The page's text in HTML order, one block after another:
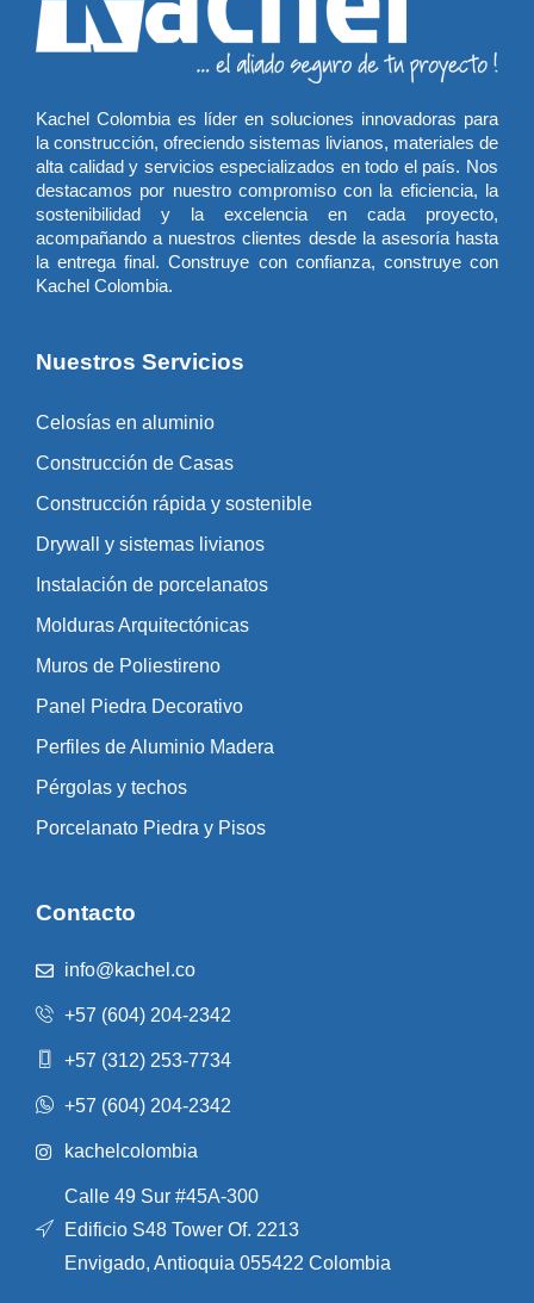
Kachel Colombia es líder en soluciones innovadoras para
la construcción, ofreciendo sistemas livianos, materiales de
alta calidad y servicios especializados en todo el país. Nos
destacamos por nuestro compromiso con la eficiencia, la
sostenibilidad y la excelencia en cada proyecto,
acompañando a nuestros clientes desde la asesoría hasta
la entrega final. Construye con confianza, construye con
Kachel Colombia.
Nuestros Servicios
Celosías en aluminio
Construcción de Casas
Construcción rápida y sostenible
Drywall y sistemas livianos
Instalación de porcelanatos
Molduras Arquitectónicas
Muros de Poliestireno
Panel Piedra Decorativo
Perfiles de Aluminio Madera
Pérgolas y techos
Porcelanato Piedra y Pisos
Contacto
info@kachel.co
+57 (604) 204-2342
+57 (312) 253-7734
+57 (604) 204-2342
kachelcolombia
Calle 49 Sur #45A-300
Edificio S48 Tower Of. 2213
Envigado, Antioquia 055422 Colombia